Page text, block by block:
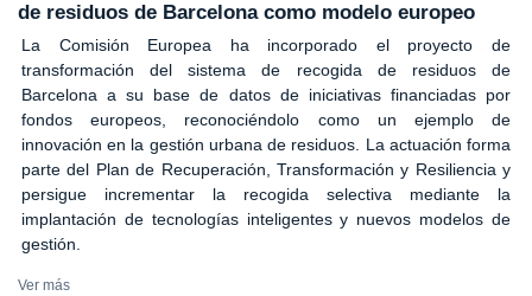
de residuos de Barcelona como modelo europeo
La Comisión Europea ha incorporado el proyecto de
transformación del sistema de recogida de residuos de
Barcelona a su base de datos de iniciativas financiadas por
fondos europeos, reconociéndolo como un ejemplo de
innovación en la gestión urbana de residuos. La actuación forma
parte del Plan de Recuperación, Transformación y Resiliencia y
persigue incrementar la recogida selectiva mediante la
implantación de tecnologías inteligentes y nuevos modelos de
gestión.
Ver más